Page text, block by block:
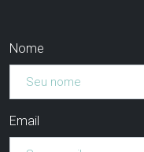
Nome
Email